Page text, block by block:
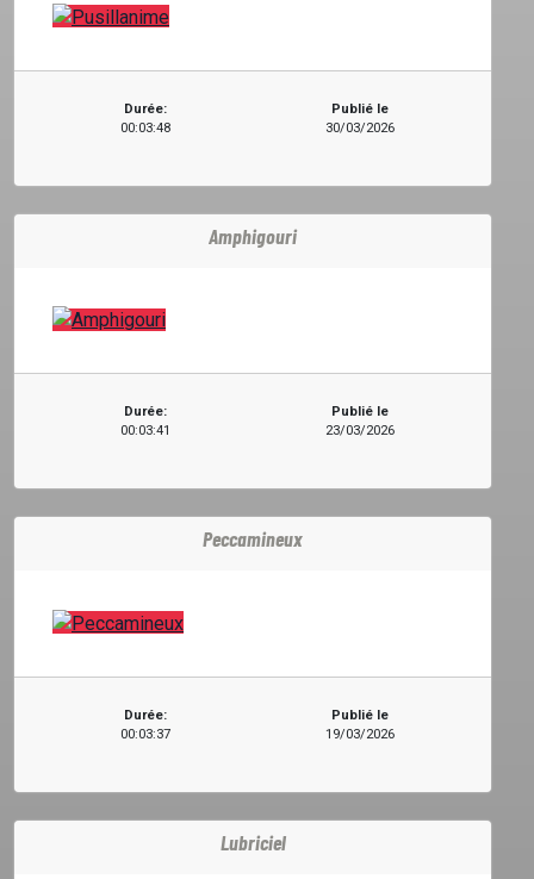
Durée:
00:03:48
Publié le
30/03/2026
Amphigouri
Durée:
00:03:41
Publié le
23/03/2026
Peccamineux
Durée:
00:03:37
Publié le
19/03/2026
Lubriciel